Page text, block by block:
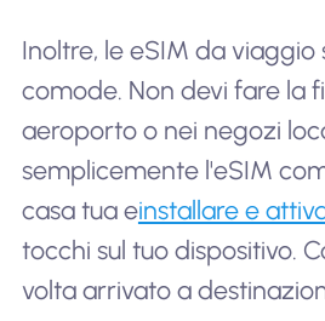
Inoltre, le eSIM da viaggio
comode. Non devi fare la
aeroporto o nei negozi
semplicemente l'eSIM
casa tua einstallare e
tocchi sul tuo dispositivo.
volta arrivato a